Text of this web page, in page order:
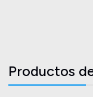
Productos